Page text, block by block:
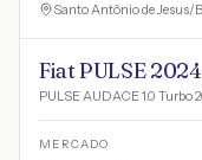
Santo Antônio de Jesus/
Fiat PULSE 2024
PULSE AUDACE 1.0 Turbo
MERCADO